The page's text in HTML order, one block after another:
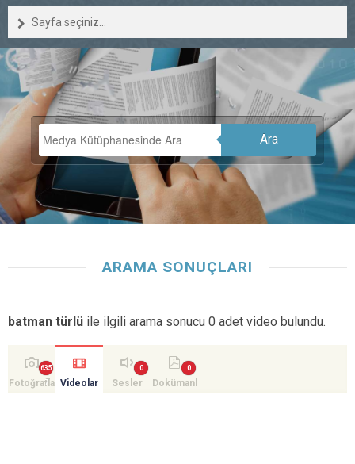
Sayfa seçiniz...
Ara
ARAMA SONUÇLARI
batman türlü ile ilgili arama sonucu 0 adet video bulundu.
Fotoğrafla Videolar Sesler
Dokümanl